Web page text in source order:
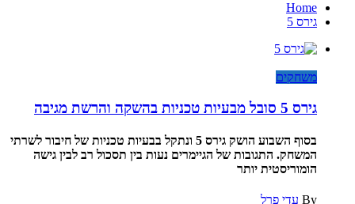
Home
גירס 5
משחקים
גירס 5 סובל מבעיות טכניות בהשקה והרשת מגיבה
בסוף השבוע הושק גירס 5 ונתקל בבעיות טכניות של חיבור לשרתי
המשחק. התגובות של הגיימרים נעות בין תסכול רב לבין גישה
הומוריסטית יותר
By עדי פרל